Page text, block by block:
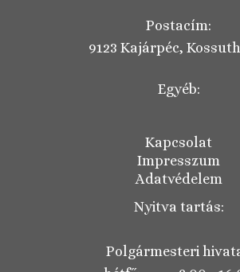
Postacím:
9123 Kajárpéc,
Egyéb:
Kapcsolat
Impresszum
Adatvédelem
Nyitva tartás:
Polgármesteri